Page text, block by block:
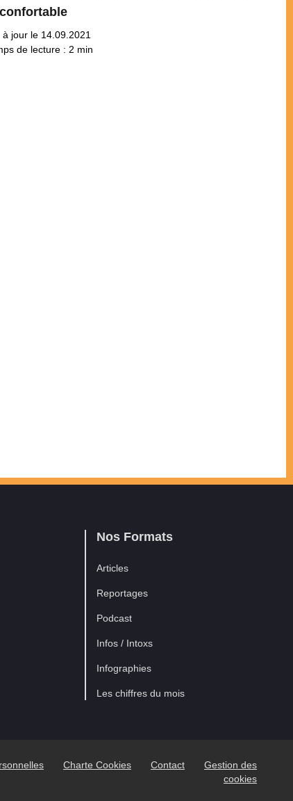
à jour le 14.09.2021
de lecture : 2 min
Nos Formats
Articles
Reportages
Podcast
Infos / Intoxs
Infographies
Les chiffres du mois
Charte Cookies Contact
Gestion des
cookies